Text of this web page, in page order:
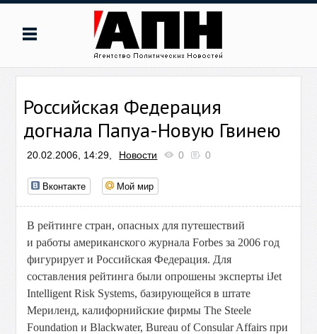
Российская Федерация
догнала Папуа-Новую Гвинею
20.02.2006, 14:29, Новости 0 0
Вконтакте Мой мир
В рейтинге стран, опасных для путешествий
и работы американского журнала Forbes за 2006 год
фигурирует и Российская Федерация. Для
составления рейтинга были опрошены эксперты iJet
Intelligent Risk Systems, базирующейся в штате
Мериленд, калифорнийские фирмы The Steele
Foundation и Blackwater, Bureau of Consular Affairs при